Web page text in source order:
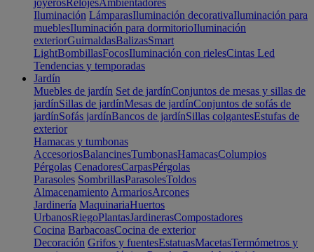
joyerosRelojesAmbientadores
Iluminación LámparasIluminación decorativaIluminación para
mueblesIluminación para dormitorioIluminación
exteriorGuirnaldasBalizasSmart
LightBombillasFocosIluminación con rielesCintas Led
Tendencias y temporadas
Jardín
Muebles de jardín Set de jardínConjuntos de mesas y sillas de
jardínSillas de jardínMesas de jardínConjuntos de sofás de
jardínSofás jardínBancos de jardínSillas colgantesEstufas de
exterior
Hamacas y tumbonas
AccesoriosBalancinesTumbonasHamacasColumpios
Pérgolas CenadoresCarpasPérgolas
Parasoles SombrillasParasolesToldos
Almacenamiento ArmariosArcones
Jardinería MaquinariaHuertos
UrbanosRiegoPlantasJardinerasCompostadores
Cocina BarbacoasCocina de exterior
Decoración Grifos y fuentesEstatuasMacetasTermómetros y